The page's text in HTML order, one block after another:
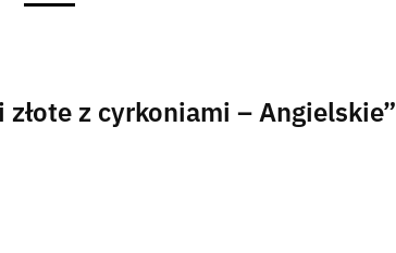
z cyrkoniami – Angielskie”